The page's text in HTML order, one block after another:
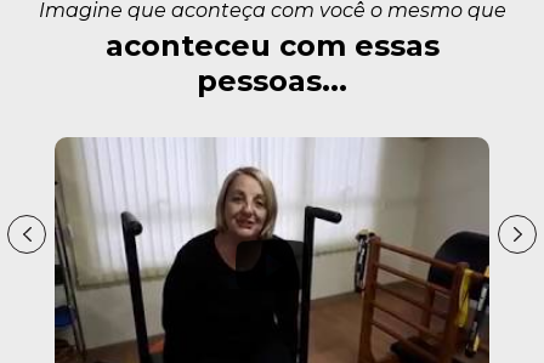
Imagine que aconteça com você o mesmo que
aconteceu com essas
pessoas...